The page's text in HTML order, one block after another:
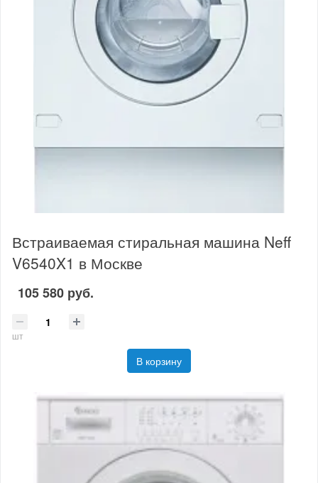
Встраиваемая стиральная машина Neff
V6540X1 в Москве
105 580 руб.
шт
В корзину